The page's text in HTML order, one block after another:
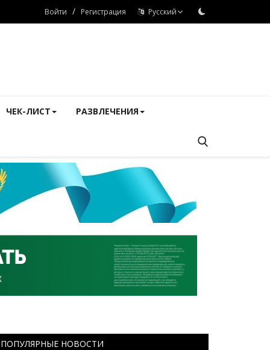
Войти / Регистрация Русский
ЧЕК-ЛИСТ РАЗВЛЕЧЕНИЯ
ПОПУЛЯРНЫЕ НОВОСТИ